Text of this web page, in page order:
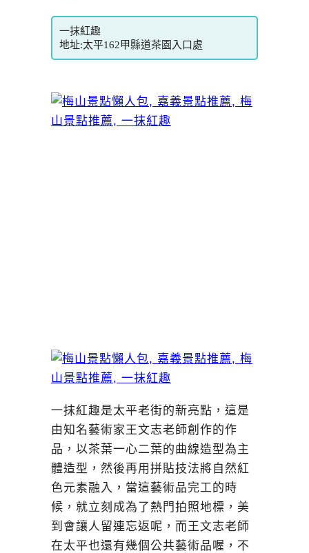
一抹紅趣
地址:太平162甲縣道茶園入口處
一抹紅趣是太平老街的新亮點，這是
由知名藝術家王文志老師創作的作
品，以茶葉一心二葉的曲線造型為主
體造型，然後再用拼貼技法將自然紅
色元素融入，當這藝術品完工的時
候，就立刻成為了熱門拍照地標，美
到會讓人留連忘返呢，而王文志老師
在太平也還有幾個公共藝術品喔，不